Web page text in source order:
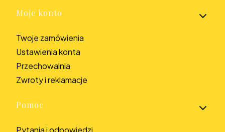
Moje konto
Twoje zamówienia
Ustawienia konta
Przechowalnia
Zwroty i reklamacje
Pomoc
Pytania i odpowiedzi